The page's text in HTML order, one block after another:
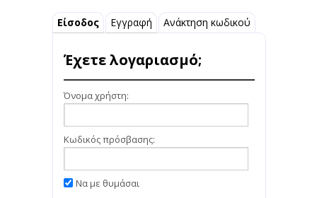
Είσοδος Εγγραφή Ανάκτηση κωδικού
Έχετε λογαριασμό;
Όνομα χρήστη:
Κωδικός πρόσβασης:
Να με θυμάσαι